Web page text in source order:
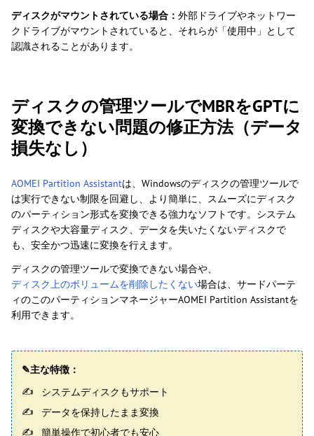
ディスクがマウントされている場合： 外部ドライブやネットワー
クドライブがマウントされていると、それらが「使用中」として
認識されることがあります。
ディスクの管理ツールでMBRをGPTに
変換できない問題の修正方法（データ
損失なし）
AOMEI Partition Assistantは、Windowsのディスクの管理ツールで
は実行できない制限を回避し、より簡単に、スムーズにディスク
のパーティション形式を変換できる強力なソフトです。システム
ディスクや大容量ディスク、データを失いたくないディスクで
も、安全かつ迅速に変換を行えます。
ディスクの管理ツールで変換できない場合や、
ディスク上のボリュームを削除したくない場合は、サードパーテ
ィのこのパーティションマネージャーAOMEI Partition Assistantを
利用できます。
✎主な特徴：
システムディスクもサポート
データを保持したまま変換
簡単操作で初心者でも安心